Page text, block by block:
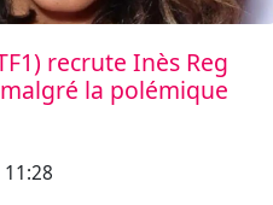
recrute Inès Reg
la polémique